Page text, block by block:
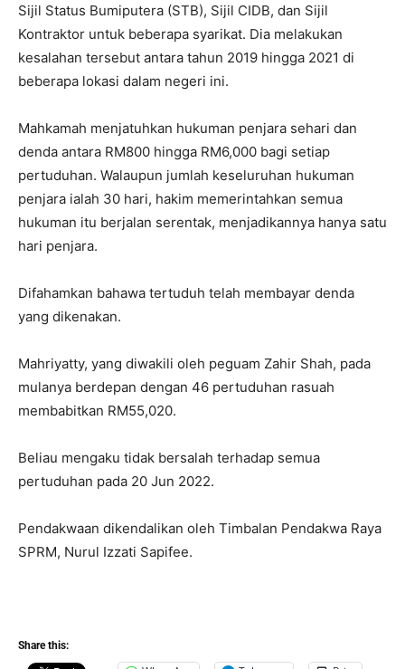
Sijil Status Bumiputera (STB), Sijil CIDB, dan Sijil
Kontraktor untuk beberapa syarikat. Dia melakukan
kesalahan tersebut antara tahun 2019 hingga 2021 di
beberapa lokasi dalam negeri ini.
Mahkamah menjatuhkan hukuman penjara sehari dan
denda antara RM800 hingga RM6,000 bagi setiap
pertuduhan. Walaupun jumlah keseluruhan hukuman
penjara ialah 30 hari, hakim memerintahkan semua
hukuman itu berjalan serentak, menjadikannya hanya satu
hari penjara.
Difahamkan bahawa tertuduh telah membayar denda
yang dikenakan.
Mahriyatty, yang diwakili oleh peguam Zahir Shah, pada
mulanya berdepan dengan 46 pertuduhan rasuah
membabitkan RM55,020.
Beliau mengaku tidak bersalah terhadap semua
pertuduhan pada 20 Jun 2022.
Pendakwaan dikendalikan oleh Timbalan Pendakwa Raya
SPRM, Nurul Izzati Sapifee.
Share this: